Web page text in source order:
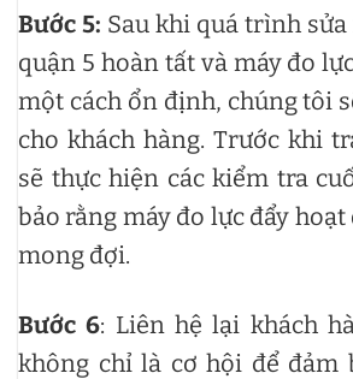
Bước 5: Sau khi quá trình
quận 5 hoàn tất và máy đo
một cách ổn định, chúng tôi
cho khách hàng. Trước khi
sẽ thực hiện các kiểm tra
bảo rằng máy đo lực đẩy
mong đợi.
Bước 6: Liên hệ lại khách
không chỉ là cơ hội để đảm